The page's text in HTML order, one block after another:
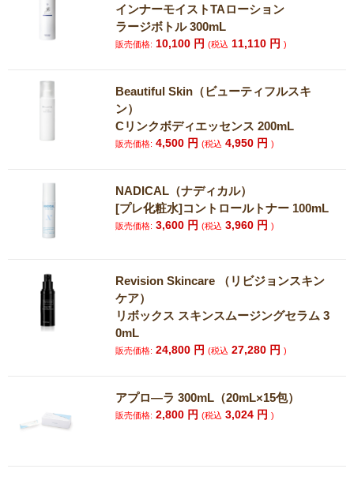
インナーモイストTAローション
ラージボトル 300mL
販売価格: 10,100 円(税込 11,110 円)
Beautiful Skin（ビューティフルスキ
ン）
Cリンクボディエッセンス 200mL
販売価格: 4,500 円(税込 4,950 円)
NADICAL（ナディカル）
[プレ化粧水]コントロールトナー 100mL
販売価格: 3,600 円(税込 3,960 円)
Revision Skincare （リビジョンスキン
ケア）
リボックス スキンスムージングセラム 3
0mL
販売価格: 24,800 円(税込 27,280 円)
アプロ―ラ 300mL（20mL×15包）
販売価格: 2,800 円(税込 3,024 円)